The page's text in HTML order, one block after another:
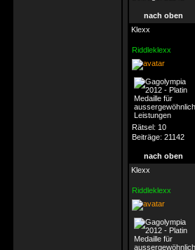
nach oben
Klexx
Riddleklexx
Rätsel: 10
Beiträge: 21142
nach oben
Klexx
Riddleklexx